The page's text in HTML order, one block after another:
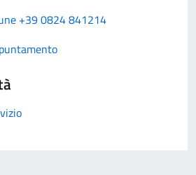
+39 0824 841214